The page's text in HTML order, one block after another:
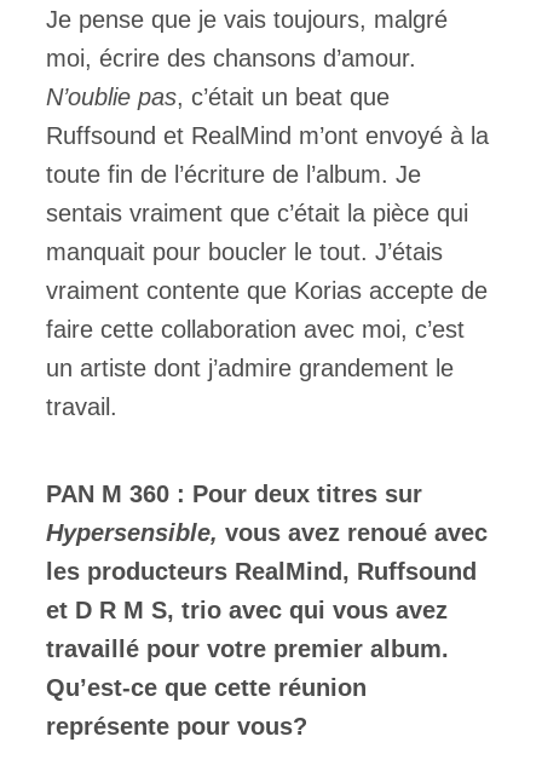
Je pense que je vais toujours, malgré
moi, écrire des chansons d’amour.
N’oublie pas, c’était un beat que
Ruffsound et RealMind m’ont envoyé à la
toute fin de l’écriture de l’album. Je
sentais vraiment que c’était la pièce qui
manquait pour boucler le tout. J’étais
vraiment contente que Korias accepte de
faire cette collaboration avec moi, c’est
un artiste dont j’admire grandement le
travail.
PAN M 360 : Pour deux titres sur
Hypersensible, vous avez renoué avec
les producteurs RealMind, Ruffsound
et D R M S, trio avec qui vous avez
travaillé pour votre premier album.
Qu’est-ce que cette réunion
représente pour vous?